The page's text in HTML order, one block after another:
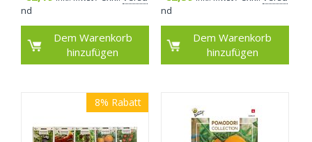
nd
Dem Warenkorb
hinzufügen
nd
Dem Warenkorb
hinzufügen
8% Rabatt